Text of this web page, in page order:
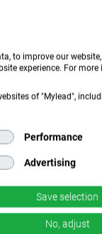
die
Nutzer und
richtig
Menge
to improve our
experience. For
of "Mylead",
Performance
Advertising
Save selection
No, adjust